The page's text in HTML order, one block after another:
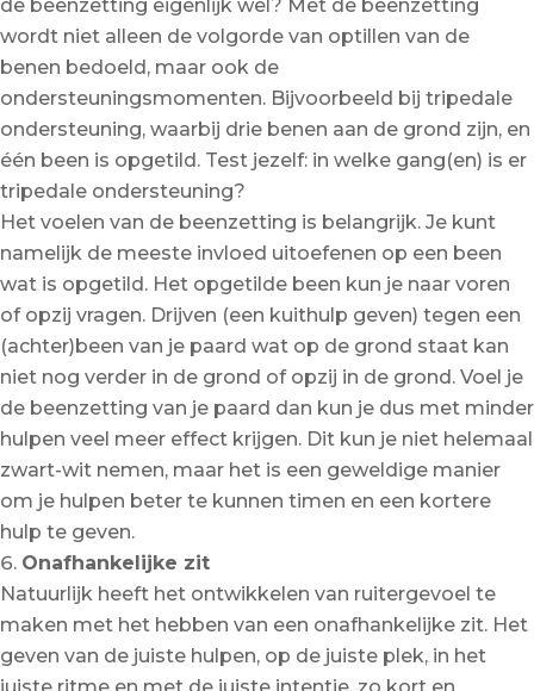
de beenzetting eigenlijk wel? Met de beenzetting
wordt niet alleen de volgorde van optillen van de
benen bedoeld, maar ook de
ondersteuningsmomenten. Bijvoorbeeld bij tripedale
ondersteuning, waarbij drie benen aan de grond zijn, en
één been is opgetild. Test jezelf: in welke gang(en) is er
tripedale ondersteuning?
Het voelen van de beenzetting is belangrijk. Je kunt
namelijk de meeste invloed uitoefenen op een been
wat is opgetild. Het opgetilde been kun je naar voren
of opzij vragen. Drijven (een kuithulp geven) tegen een
(achter)been van je paard wat op de grond staat kan
niet nog verder in de grond of opzij in de grond. Voel je
de beenzetting van je paard dan kun je dus met minder
hulpen veel meer effect krijgen. Dit kun je niet helemaal
zwart-wit nemen, maar het is een geweldige manier
om je hulpen beter te kunnen timen en een kortere
hulp te geven.
Onafhankelijke zit
Natuurlijk heeft het ontwikkelen van ruitergevoel te
maken met het hebben van een onafhankelijke zit. Het
geven van de juiste hulpen, op de juiste plek, in het